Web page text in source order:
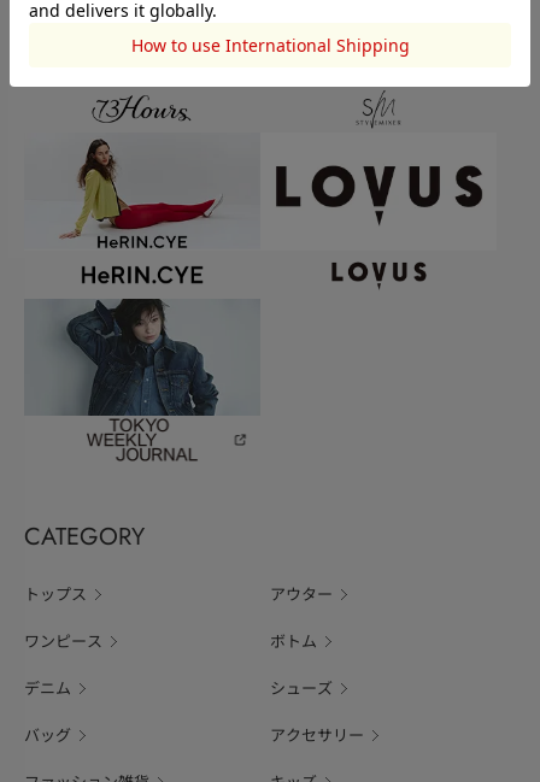
CATEGORY
トップス アウター
ワンピース ボトム
デニム シューズ
バッグ アクセサリー